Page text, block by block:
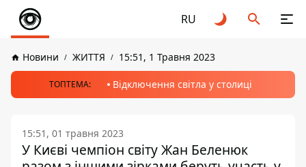
RU
Новини ЖИТТЯ 15:51, 1 Травня 2023
ТОПТЕМА: Відключення світла у столиці
15:51, 01 травня 2023
У Києві чемпіон світу Жан Беленюк